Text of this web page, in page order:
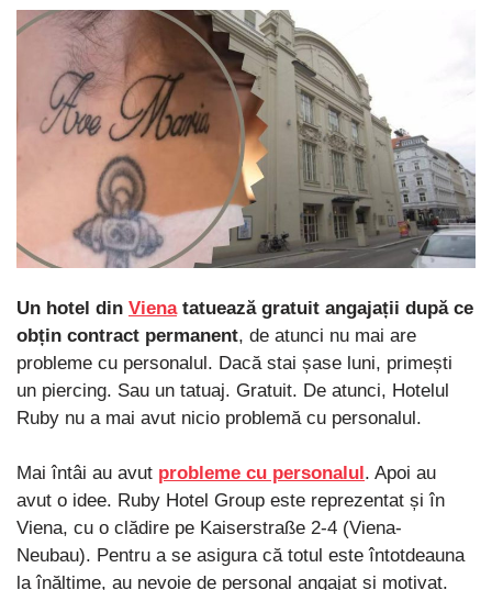
Un hotel din Vienatatuează gratuit angajații după ce
obțin contract permanent, de atunci nu mai are
probleme cu personalul. Dacă stai șase luni, primești
un piercing. Sau un tatuaj. Gratuit. De atunci, Hotelul
Ruby nu a mai avut nicio problemă cu personalul.
Mai întâi au avut probleme cu personalul. Apoi au
avut o idee. Ruby Hotel Group este reprezentat și în
Viena, cu o clădire pe Kaiserstraße 2-4 (Viena-
Neubau). Pentru a se asigura că totul este întotdeauna
la înălțime, au nevoie de personal angajat și motivat.